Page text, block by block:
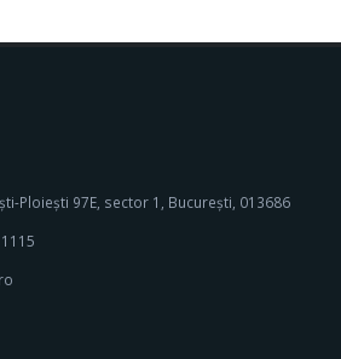
Ploiești 97E, sector 1, București, 013686